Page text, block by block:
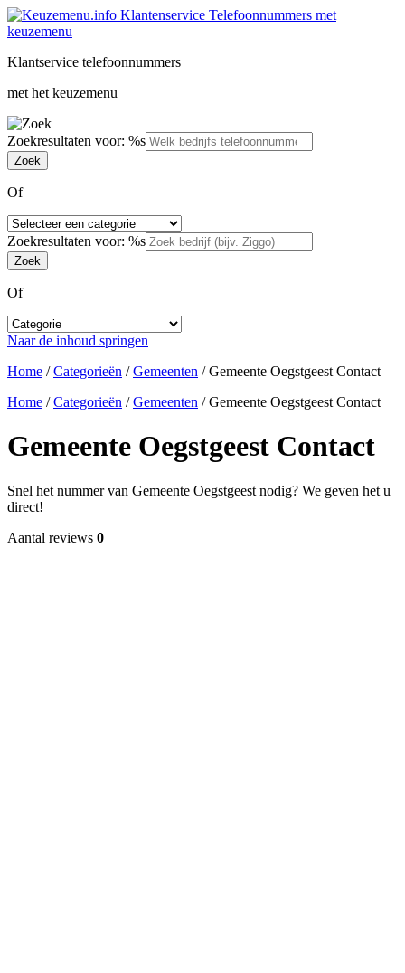
Klantservice telefoonnummers
met het keuzemenu
Zoekresultaten voor: %s
Of
Zoekresultaten voor: %s
Of
Naar de inhoud springen
Home /Categorieën /Gemeenten /Gemeente Oegstgeest Contact
Home /Categorieën /Gemeenten /Gemeente Oegstgeest Contact
Gemeente Oegstgeest Contact
Snel het nummer van Gemeente Oegstgeest nodig? We geven het u
direct!
Aantal reviews 0